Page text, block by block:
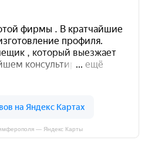
— Яндекс Карты